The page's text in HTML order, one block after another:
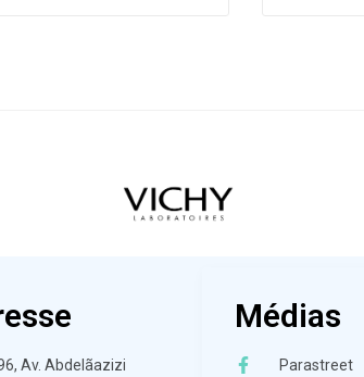
Av. Abdelãazizi
Médias
Parastreet